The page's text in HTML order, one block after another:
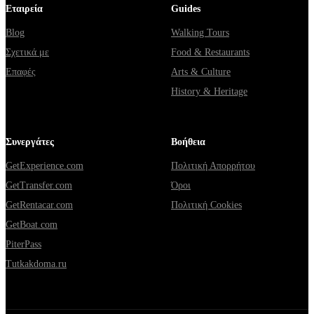
Εταιρεία
Blog
Σχετικά με
Επαφές
Guides
Walking Tours
Food & Restaurants
Arts & Culture
History & Heritage
Συνεργάτες
GetExperience.com
GetTransfer.com
GetRentacar.com
GetBoat.com
PiterPass
Tutkakdoma.ru
Βοήθεια
Πολιτική Απορρήτου
Όροι
Πολιτική Cookies